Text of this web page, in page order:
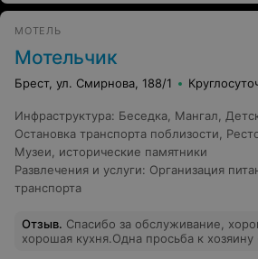
МОТЕЛЬ
Мотельчик
Брест, ул. Смирнова, 188/1
Инфраструктура: Беседка, Мангал,
Остановка транспорта поблизости,
Музеи, исторические памятники
Развлечения и услуги: Организация
транспорта
Отзыв. Спасибо за обслуживание,
хорошая кухня.Одна просьба к